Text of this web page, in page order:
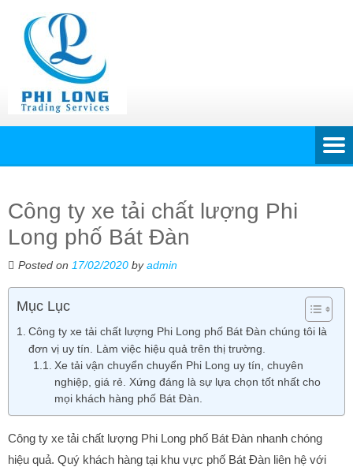
Công ty xe tải chất lượng Phi
Long phố Bát Đàn
Posted on 17/02/2020 byadmin
Mục Lục
Công ty xe tải chất lượng Phi Long phố Bát Đàn chúng tôi là
đơn vị uy tín. Làm việc hiệu quả trên thị trường.
Xe tải vận chuyển chuyển Phi Long uy tín, chuyên
nghiệp, giá rẻ. Xứng đáng là sự lựa chọn tốt nhất cho
mọi khách hàng phố Bát Đàn.
Công ty xe tải chất lượng Phi Long phố Bát Đàn nhanh chóng
hiệu quả. Quý khách hàng tại khu vực phố Bát Đàn liên hệ với